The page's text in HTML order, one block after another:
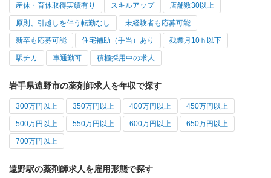
産休・育休取得実績有り スキルアップ 店舗数30以上
原則、引越しを伴う転勤なし 未経験者も応募可能
新卒も応募可能 住宅補助（手当）あり 残業月10ｈ以下
駅チカ 車通勤可 積極採用中の求人
岩手県遠野市の薬剤師求人を年収で探す
300万円以上 350万円以上 400万円以上 450万円以上
500万円以上 550万円以上 600万円以上 650万円以上
700万円以上
遠野駅の薬剤師求人を雇用形態で探す